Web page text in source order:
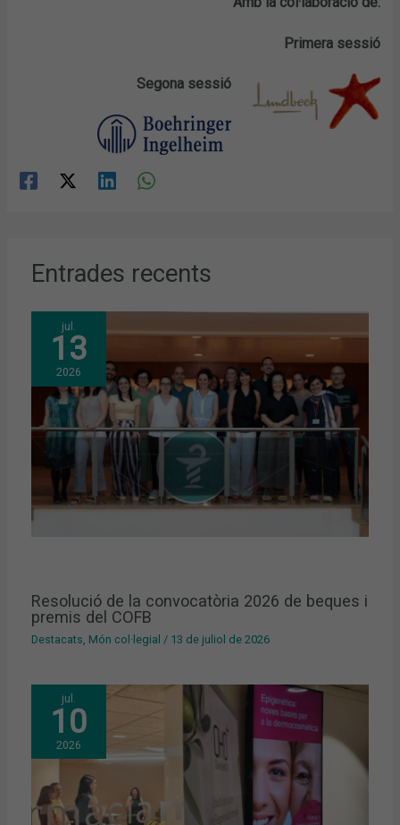
Primera sessió
Segona sessió
Entrades recents
jul.
13
2026
Resolució de la convocatòria 2026 de beques i
premis del COFB
Destacats, Món col·legial / 13 de juliol de 2026
jul.
10
2026